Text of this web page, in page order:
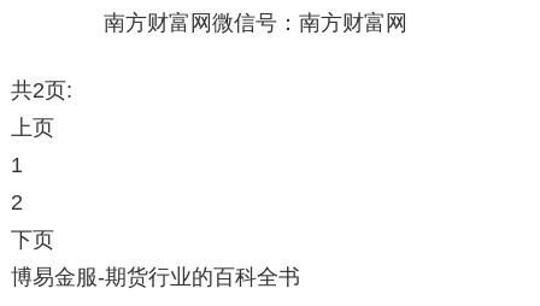
南方财富网微信号：南方财富网
共2页:
上页
1
2
下页
博易金服-期货行业的百科全书